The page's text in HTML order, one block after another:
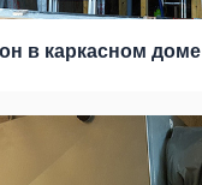
в каркасном доме